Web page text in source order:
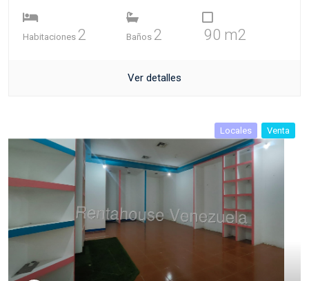
Habitaciones 2 Baños 2 90 m2
Ver detalles
Locales Venta